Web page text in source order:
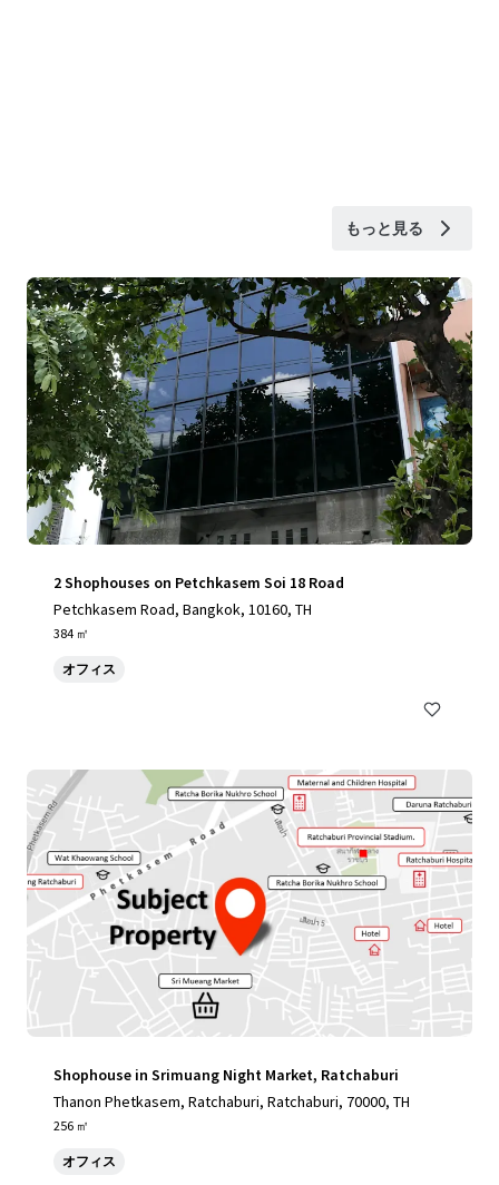
もっと見る
2 Shophouses on Petchkasem Soi 18 Road
Petchkasem Road, Bangkok, 10160, TH
384 ㎡
オフィス
Shophouse in Srimuang Night Market, Ratchaburi
Thanon Phetkasem, Ratchaburi, Ratchaburi, 70000, TH
256 ㎡
オフィス